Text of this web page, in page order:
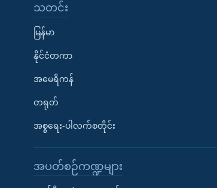
သတင်း
မြန်မာ
နိုင်ငံတကာ
အမေရိကန်
တရုတ်
အစ္စရေး-ပါလက်စတိုင်း
အပတ်စဉ်ကဏ္ဍများ